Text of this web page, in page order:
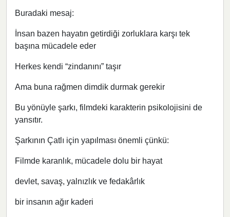
Buradaki mesaj:
İnsan bazen hayatın getirdiği zorluklara karşı tek
başına mücadele eder
Herkes kendi “zindanını” taşır
Ama buna rağmen dimdik durmak gerekir
Bu yönüyle şarkı, filmdeki karakterin psikolojisini de
yansıtır.
Şarkının Çatlı için yapılması önemli çünkü:
Filmde karanlık, mücadele dolu bir hayat
devlet, savaş, yalnızlık ve fedakârlık
bir insanın ağır kaderi